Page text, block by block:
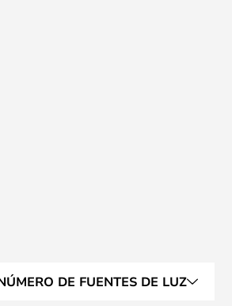
DE FUENTES DE LUZ